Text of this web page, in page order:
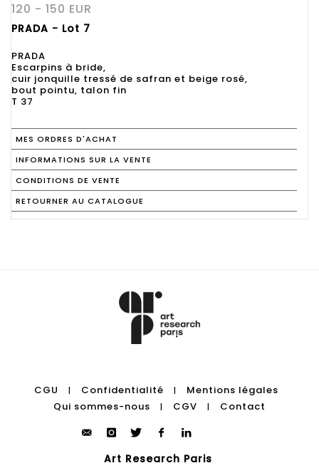
120 - 150 EUR
PRADA - Lot 7
PRADA
Escarpins à bride,
cuir jonquille tressé de safran et beige rosé,
bout pointu, talon fin
T 37
MES ORDRES D'ACHAT
INFORMATIONS SUR LA VENTE
CONDITIONS DE VENTE
RETOURNER AU CATALOGUE
CGU | Confidentialité |
Mentions légales
Qui sommes-nous
| CGV | Contact
Art Research Paris